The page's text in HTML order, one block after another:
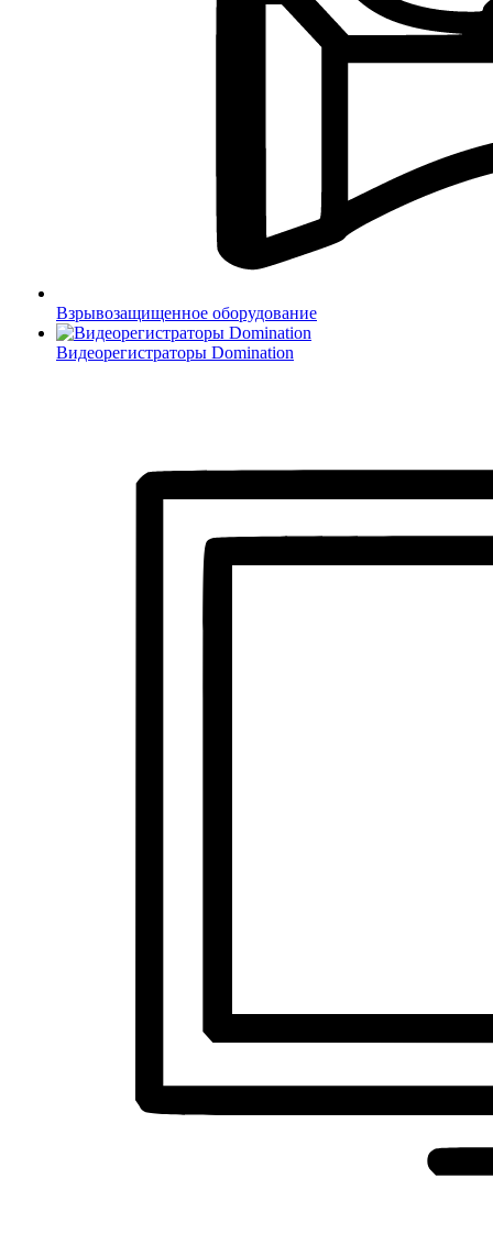
Взрывозащищенное оборудование
Видеорегистраторы Domination